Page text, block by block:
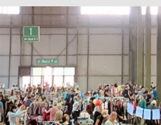
AUF DER AGRA | 09.08.2026
LEIPZIG | 09.08.2026
| 22.08.2026
| ALLE TERMINE 2026